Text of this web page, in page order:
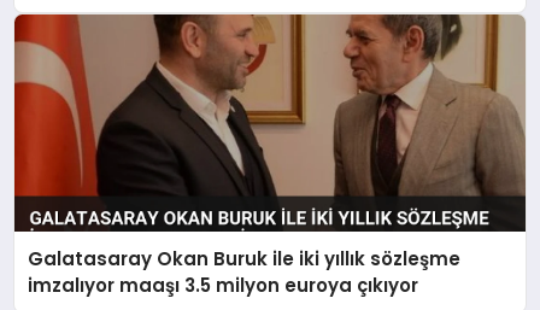
Galatasaray Okan Buruk ile iki yıllık sözleşme
imzalıyor maaşı 3.5 milyon euroya çıkıyor